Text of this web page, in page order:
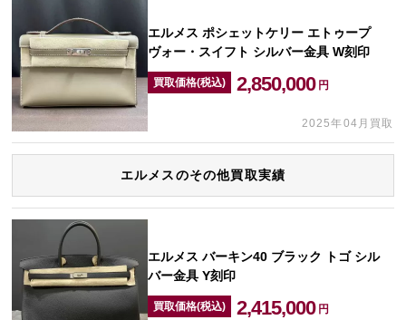
エルメス ポシェットケリー エトゥープ
ヴォー・スイフト シルバー金具 W刻印
買取価格(税込) 2,850,000 円
2025年04月買取
エルメスのその他買取実績
エルメス バーキン40 ブラック トゴ シル
バー金具 Y刻印
買取価格(税込) 2,415,000 円